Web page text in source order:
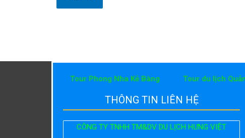
Tour Phong Nha Kẻ Bàng Tour du lịch
THÔNG TIN LIÊN HỆ
CÔNG TY TNHH TM&DV DU LỊCH HƯNG VIỆT